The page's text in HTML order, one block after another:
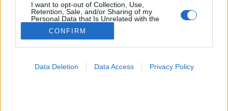
I want to opt-out of Collection, Use,
Retention, Sale, and/or Sharing of my
Personal Data that Is Unrelated with the
Purposes for which it was collected.
Opted Out
CONFIRM
Data Deletion Data Access Privacy Policy
2026. május 18. 18:24
Küldés Küldés Messengeren